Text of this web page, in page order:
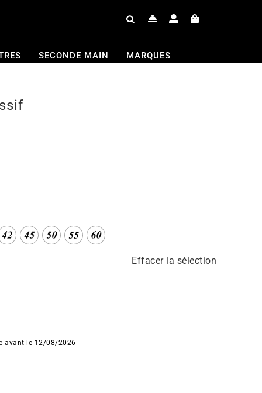
SECONDE MAIN MARQUES
Effacer la sélection
avant le 12/08/2026